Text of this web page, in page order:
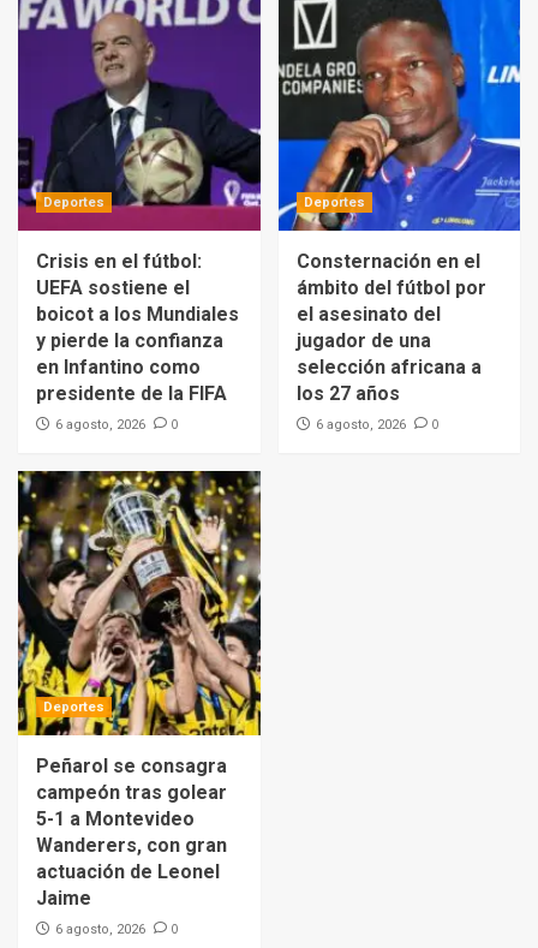
Deportes
Crisis en el fútbol:
UEFA sostiene el
boicot a los Mundiales
y pierde la confianza
en Infantino como
presidente de la FIFA
6 agosto, 2026 0
Deportes
Consternación en el
ámbito del fútbol por
el asesinato del
jugador de una
selección africana a
los 27 años
6 agosto, 2026 0
Deportes
Peñarol se consagra
campeón tras golear
5-1 a Montevideo
Wanderers, con gran
actuación de Leonel
Jaime
6 agosto, 2026 0